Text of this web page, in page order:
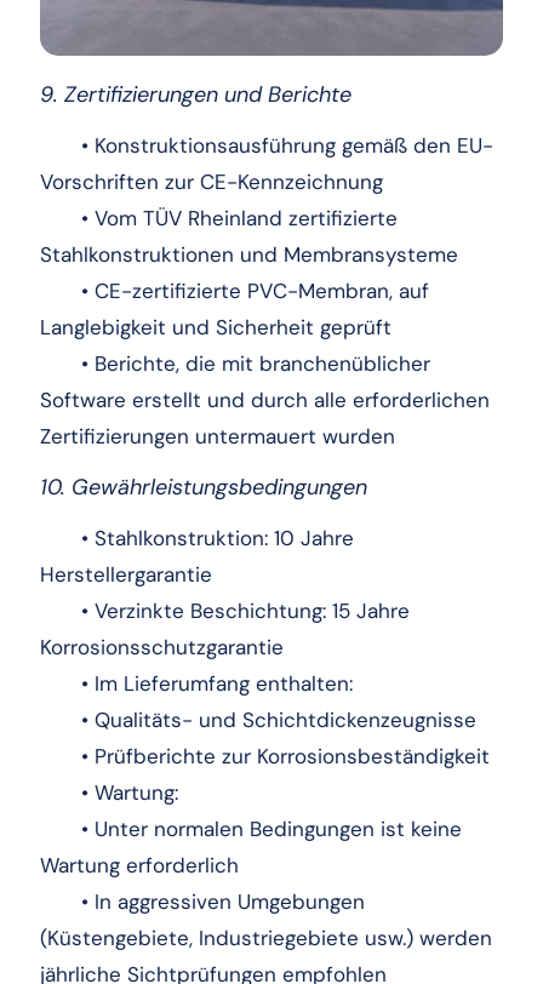
9. Zertifizierungen und Berichte
• Konstruktionsausführung gemäß den EU-
Vorschriften zur CE-Kennzeichnung
• Vom TÜV Rheinland zertifizierte
Stahlkonstruktionen und Membransysteme
• CE-zertifizierte PVC-Membran, auf
Langlebigkeit und Sicherheit geprüft
• Berichte, die mit branchenüblicher
Software erstellt und durch alle erforderlichen
Zertifizierungen untermauert wurden
10. Gewährleistungsbedingungen
• Stahlkonstruktion: 10 Jahre
Herstellergarantie
• Verzinkte Beschichtung: 15 Jahre
Korrosionsschutzgarantie
• Im Lieferumfang enthalten:
• Qualitäts- und Schichtdickenzeugnisse
• Prüfberichte zur Korrosionsbeständigkeit
• Wartung:
• Unter normalen Bedingungen ist keine
Wartung erforderlich
• In aggressiven Umgebungen
(Küstengebiete, Industriegebiete usw.) werden
jährliche Sichtprüfungen empfohlen